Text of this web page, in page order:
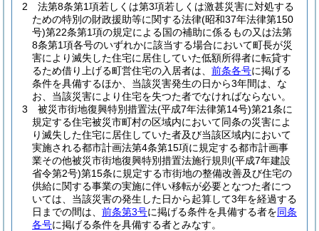
2
法第8条第1項若しくは第3項若しくは激甚災害に対処する
ための特別の財政援助等に関する法律(昭和37年法律第150
号)第22条第1項の規定による国の補助に係るもの又は法第
8条第1項各号のいずれかに該当する場合において町長が災
害により滅失した住宅に居住していた低額所得者に転貸す
るため借り上げる町営住宅の入居者は、 前条各号に掲げる
条件を具備するほか、当該災害発生の日から3年間は、な
お、当該災害により住宅を失つた者でなければならない。
3
被災市街地復興特別措置法(平成7年法律第14号)第21条に
規定する住宅被災市町村の区域内において同条の災害によ
り滅失した住宅に居住していた者及び当該区域内において
実施される都市計画法第4条第15項に規定する都市計画事
業その他被災市街地復興特別措置法施行規則 (平成7年建設
省令第2号)第15条に規定する市街地の整備改善及び住宅の
供給に関する事業の実施に伴い移転が必要となつた者につ
いては、当該災害の発生した日から起算して3年を経過する
日までの間は、 前条第3号に掲げる条件を具備する者を同条
各号に掲げる条件を具備する者とみなす。